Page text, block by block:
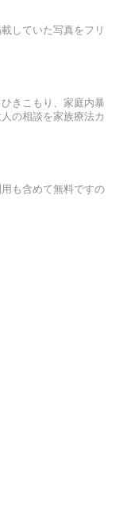
していた写真をフリ
きこもり、家庭内暴
の相談を家族療法カ
も含めて無料ですの